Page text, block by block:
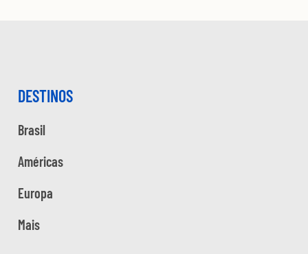
DESTINOS
Brasil
Américas
Europa
Mais